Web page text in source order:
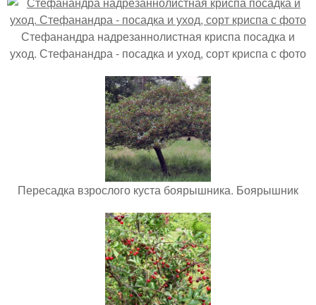
Стефанандра надрезаннолистная криспа посадка и
уход. Стефанандра - посадка и уход, сорт криспа с фото
Пересадка взрослого куста боярышника. Боярышник